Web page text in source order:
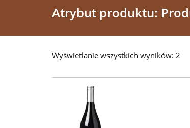
Atrybut produktu:
Wyświetlanie wszystkich wyników: 2